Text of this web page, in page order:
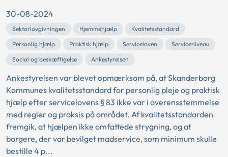
30-08-2024
Sektorlovgivningen Hjemmehjælp
Kvalitetsstandard
Personlig hjælp
Praktisk hjælp Serviceloven
Serviceniveau
Social og beskæftigelse
Ankestyrelsen
Ankestyrelsen var blevet opmærksom på, at Skanderborg
Kommunes kvalitetsstandard for personlig pleje og praktisk
hjælp efter servicelovens § 83 ikke var i overensstemmelse
med regler og praksis på området. Af kvalitetsstandarden
fremgik, at hjælpen ikke omfattede strygning, og at
borgere, der var bevilget madservice, som minimum skulle
bestille 4 p...